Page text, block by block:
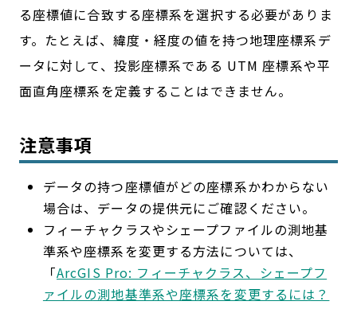
る座標値に合致する座標系を選択する必要がありま
す。たとえば、緯度・経度の値を持つ地理座標系デ
ータに対して、投影座標系である UTM 座標系や平
面直角座標系を定義することはできません。
注意事項
データの持つ座標値がどの座標系かわからない
場合は、データの提供元にご確認ください。
フィーチャクラスやシェープファイルの測地基
準系や座標系を変更する方法については、
「ArcGIS Pro: フィーチャクラス、シェープフ
ァイルの測地基準系や座標系を変更するには？